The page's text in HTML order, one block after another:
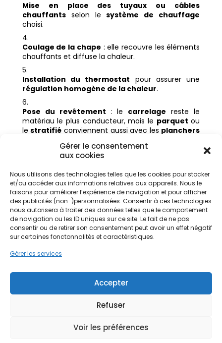
Gérer le consentement
aux cookies
Nous utilisons des technologies telles que les cookies pour stocker
et/ou accéder aux informations relatives aux appareils. Nous le
faisons pour améliorer l’expérience de navigation et pour afficher
des publicités (non-)personnalisées. Consentir à ces technologies
nous autorisera à traiter des données telles que le comportement
de navigation ou les ID uniques sur ce site. Le fait de ne pas
consentir ou de retirer son consentement peut avoir un effet négatif
sur certaines fonctonnalités et caractéristiques.
Gérer les services
Accepter
Refuser
Voir les préférences
Mise en place des tuyaux ou câbles
chauffantsselon lesystème de chauffage
choisi.
Coulage de la chape : elle recouvre les éléments
chauffants et diffuse la chaleur.
Installation du thermostat pour assurer une
régulation homogène de la chaleur.
Pose du revêtement : le carrelage reste le
matériau le plus conducteur, mais le parquet ou
lestratifié conviennent aussi avec les planchers
chauffants basse température
ou desplanchers chauffants secs, adaptés aux
rénovations légères, permettant une pose sans
chape épaisse.
Les avantages du
plancher chauffant
radiateurs
Diffusion homogène de la chaleur
Confort thermiqueconstant grâce à une
Gain d’espace: aucun appareil visible sur les